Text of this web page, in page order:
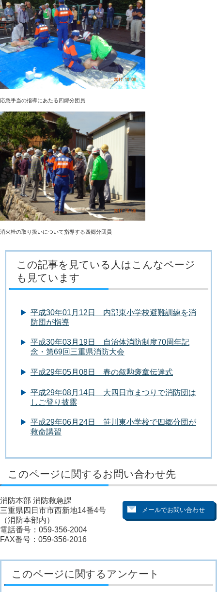
応急手当の指導にあたる四郷分団員
消火栓の取り扱いについて指導する四郷分団員
この記事を見ている人はこんなページ
も見ています
平成30年01月12日 内部東小学校避難訓練を消
防団が指導
平成30年03月19日 自治体消防制度70周年記
念・第69回三重県消防大会
平成29年05月08日 春の叙勲褒章伝達式
平成29年08月14日 大四日市まつりで消防団は
しご登り披露
平成29年06月24日 笹川東小学校で四郷分団が
救命講習
このページに関するお問い合わせ先
消防本部 消防救急課
三重県四日市市西新地14番4号
（消防本部内）
電話番号：059-356-2004
FAX番号：059-356-2016
このページに関するアンケート